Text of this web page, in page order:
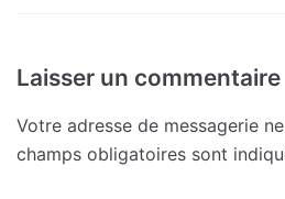
Laisser un commentaire
Votre adresse de messagerie
champs obligatoires sont